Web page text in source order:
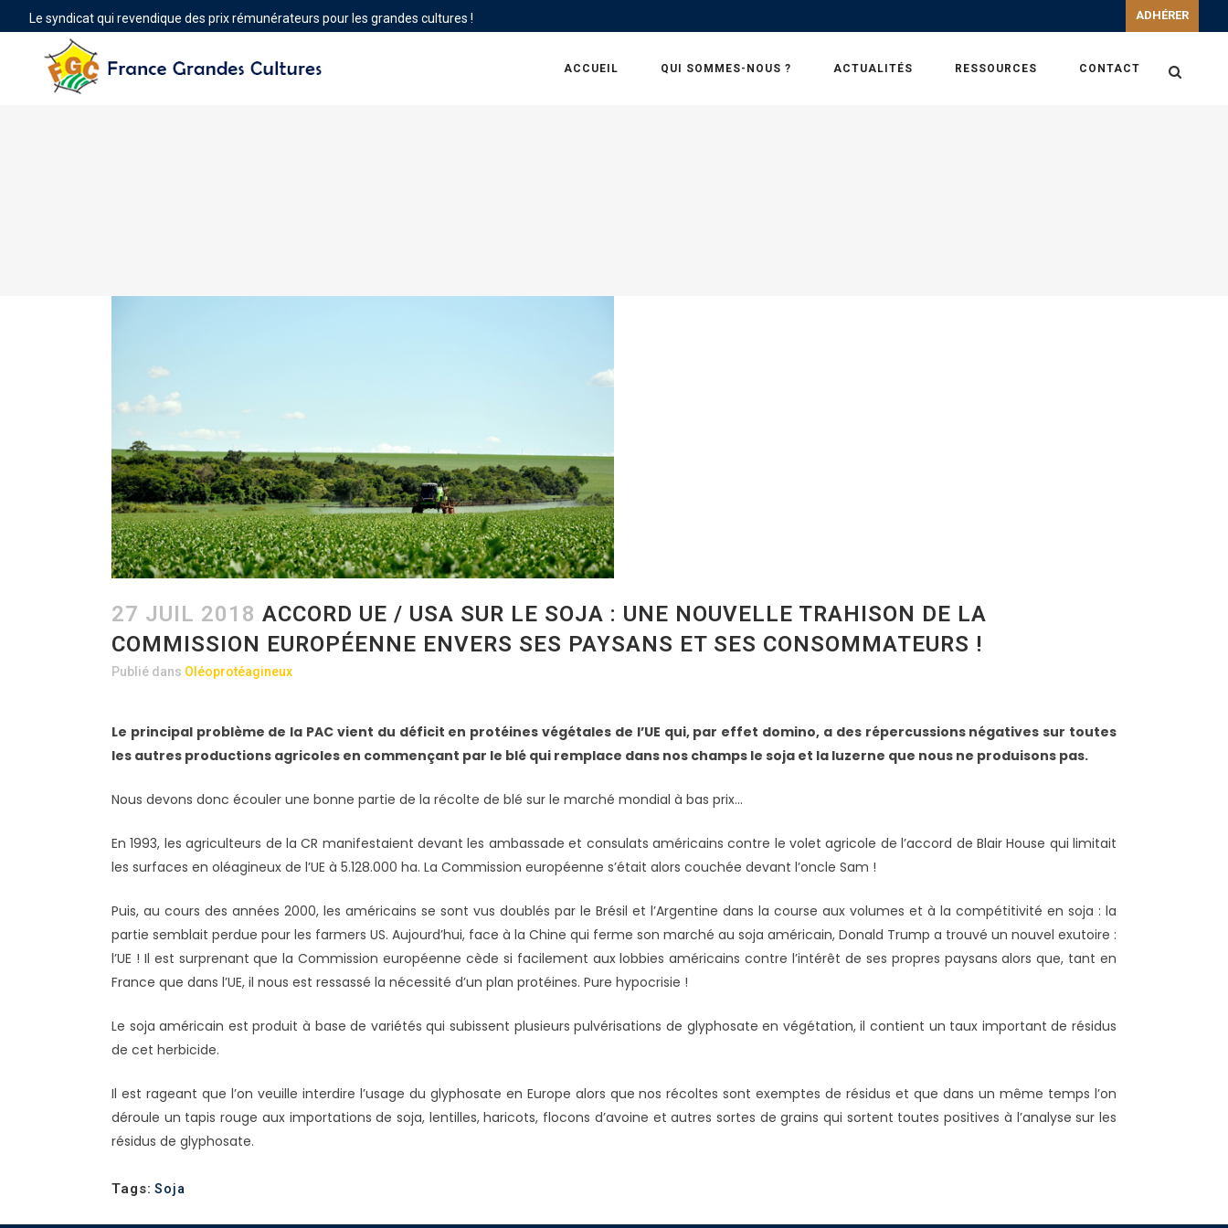
Le syndicat qui revendique des prix rémunérateurs pour les grandes cultures ! ADHÉRER
ACCUEIL QUI SOMMES-NOUS ? ACTUALITÉS RESSOURCES CONTACT
27 JUIL 2018 ACCORD UE / USA SUR LE SOJA : UNE NOUVELLE TRAHISON DE LA
COMMISSION EUROPÉENNE ENVERS SES PAYSANS ET SES CONSOMMATEURS !
Publié dans Oléoprotéagineux
Le principal problème de la PAC vient du déficit en protéines végétales de l’UE qui, par effet domino, a des répercussions négatives sur toutes
les autres productions agricoles en commençant par le blé qui remplace dans nos champs le soja et la luzerne que nous ne produisons pas.
Nous devons donc écouler une bonne partie de la récolte de blé sur le marché mondial à bas prix…
En 1993, les agriculteurs de la CR manifestaient devant les ambassade et consulats américains contre le volet agricole de l’accord de Blair House qui limitait
les surfaces en oléagineux de l’UE à 5.128.000 ha. La Commission européenne s’était alors couchée devant l’oncle Sam !
Puis, au cours des années 2000, les américains se sont vus doublés par le Brésil et l’Argentine dans la course aux volumes et à la compétitivité en soja : la
partie semblait perdue pour les farmers US. Aujourd’hui, face à la Chine qui ferme son marché au soja américain, Donald Trump a trouvé un nouvel exutoire :
l’UE ! Il est surprenant que la Commission européenne cède si facilement aux lobbies américains contre l’intérêt de ses propres paysans alors que, tant en
France que dans l’UE, il nous est ressassé la nécessité d’un plan protéines. Pure hypocrisie !
Le soja américain est produit à base de variétés qui subissent plusieurs pulvérisations de glyphosate en végétation, il contient un taux important de résidus
de cet herbicide.
Il est rageant que l’on veuille interdire l’usage du glyphosate en Europe alors que nos récoltes sont exemptes de résidus et que dans un même temps l’on
déroule un tapis rouge aux importations de soja, lentilles, haricots, flocons d’avoine et autres sortes de grains qui sortent toutes positives à l’analyse sur les
résidus de glyphosate.
Tags: Soja